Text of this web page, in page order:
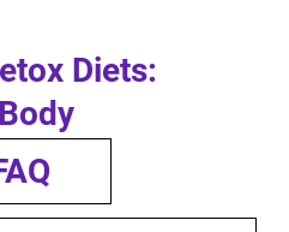
Diets: